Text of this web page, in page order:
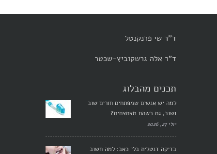
ד''ר שי פרנקנטל
ד"ר אלה גרשקוביץ-שכטר
תכנים מהבלוג
למה יש אנשים שמפתחים חורים שוב
ושוב, גם כשהם מצחצחים?
יולי 27, 2026
בדיקה דנטלית בלי כאב: למה חשוב